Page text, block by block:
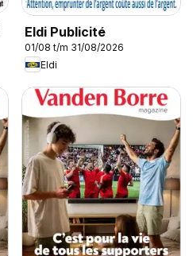
Eldi Publicité
01/08 t/m 31/08/2026
Eldi